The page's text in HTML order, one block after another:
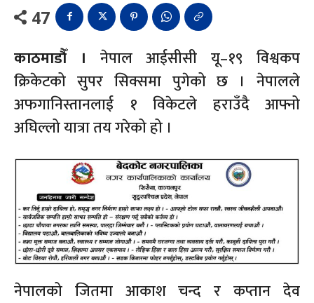
47
काठमाडौँ । नेपाल आईसीसी यू–१९ विश्वकप
क्रिकेटको सुपर सिक्समा पुगेको छ । नेपालले
अफगानिस्तानलाई १ विकेटले हराउँदै आफ्नो
अघिल्लो यात्रा तय गरेको हो ।
नेपालको जितमा आकाश चन्द र कप्तान देव